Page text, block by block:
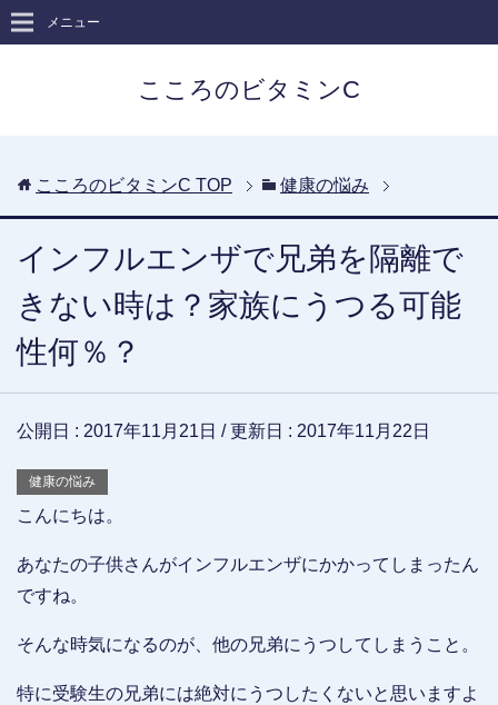
こころのビタミンC
メニュー
こころのビタミンC TOP 健康の悩み
インフルエンザで兄弟を隔離で
きない時は？家族にうつる可能
性何％？
公開日 : 2017年11月21日 / 更新日 : 2017年11月22日
健康の悩み
こんにちは。
あなたの子供さんがインフルエンザにかかってしまったん
ですね。
そんな時気になるのが、他の兄弟にうつしてしまうこと。
特に受験生の兄弟には絶対にうつしたくないと思いますよ